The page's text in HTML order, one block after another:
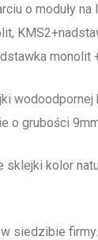
o moduły
monolit
o grubości
sklejki kolor
siedzibie